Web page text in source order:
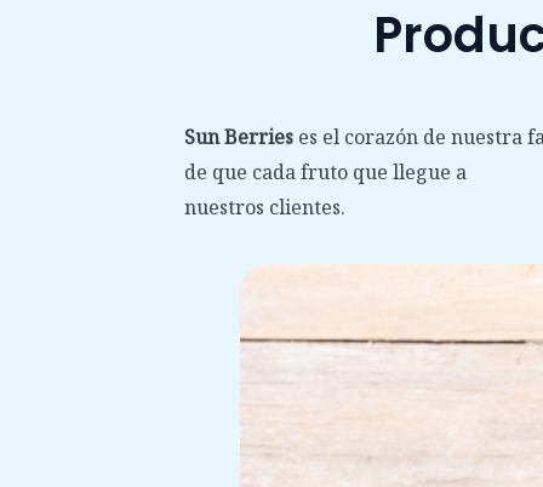
Sun Berries es el corazón de nuestra
de que cada fruto que llegue a
nuestros clientes.